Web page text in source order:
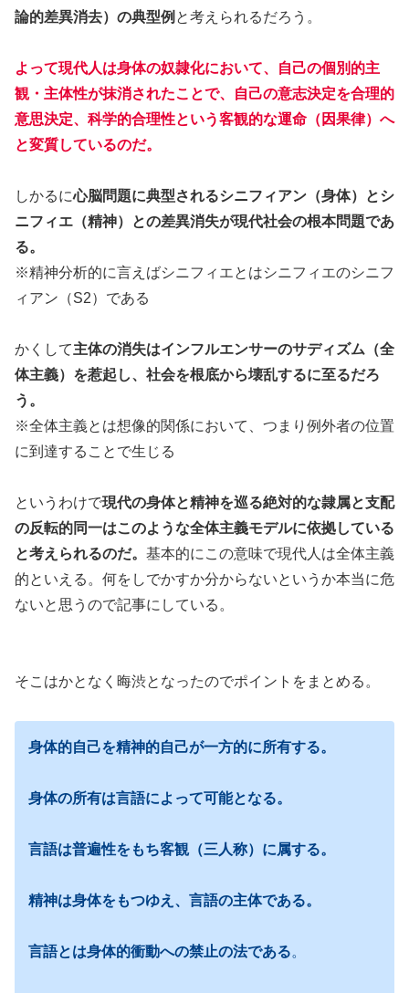
論的差異消去）の典型例 と考えられるだろう。
よって現代人は身体の奴隷化において、自己の個別的主
観・主体性が抹消されたことで、自己の意志決定を合理的
意思決定、科学的合理性という客観的な運命（因果律）へ
と変質しているのだ。
しかるに心脳問題に典型されるシニフィアン（身体）とシ
ニフィエ（精神）との差異消失が現代社会の根本問題であ
る。
※精神分析的に言えばシニフィエとはシニフィエのシニフ
ィアン（S2）である
かくして主体の消失はインフルエンサーのサディズム（全
体主義）を惹起し、社会を根底から壊乱するに至るだろ
う。
※全体主義とは想像的関係において、つまり例外者の位置
に到達することで生じる
というわけで現代の身体と精神を巡る絶対的な隷属と支配
の反転的同一はこのような全体主義モデルに依拠している
と考えられるのだ。 基本的にこの意味で現代人は全体主義
的といえる。何をしでかすか分からないというか本当に危
ないと思うので記事にしている。
そこはかとなく晦渋となったのでポイントをまとめる。
身体的自己を精神的自己が一方的に所有する。
身体の所有は言語によって可能となる。
言語は普遍性をもち客観（三人称）に属する。
精神は身体をもつゆえ、言語の主体である。
言語とは身体的衝動への禁止の法である。